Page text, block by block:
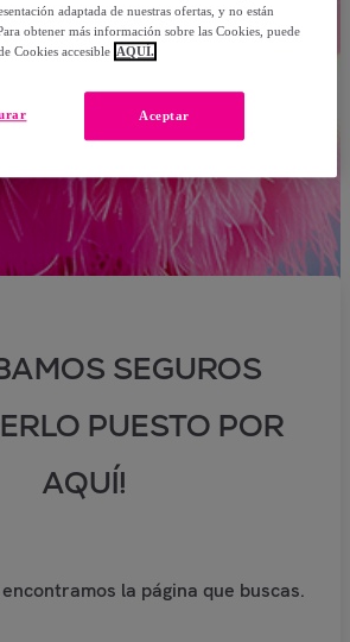
SEGUROS
PUESTO POR
AQUÍ!
la página que buscas.
adaptada de nuestras ofertas, y no están
obtener más información sobre las Cookies, puede
Cookies accesible AQUÍ.
Aceptar